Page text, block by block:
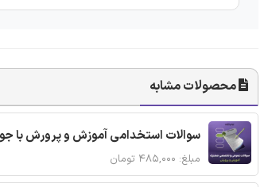
محصولات مشابه
سوالات استخدامی آموزش و پرورش
مبلغ: ۴۸۵,۰۰۰ تومان